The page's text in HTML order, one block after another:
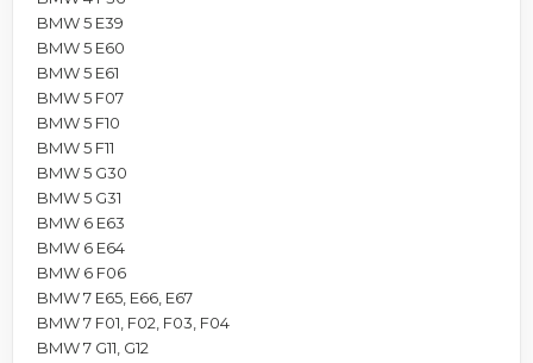
BMW 5 E39
BMW 5 E60
BMW 5 E61
BMW 5 F07
BMW 5 F10
BMW 5 F11
BMW 5 G30
BMW 5 G31
BMW 6 E63
BMW 6 E64
BMW 6 F06
BMW 7 E65, E66, E67
BMW 7 F01, F02, F03, F04
BMW 7 G11, G12